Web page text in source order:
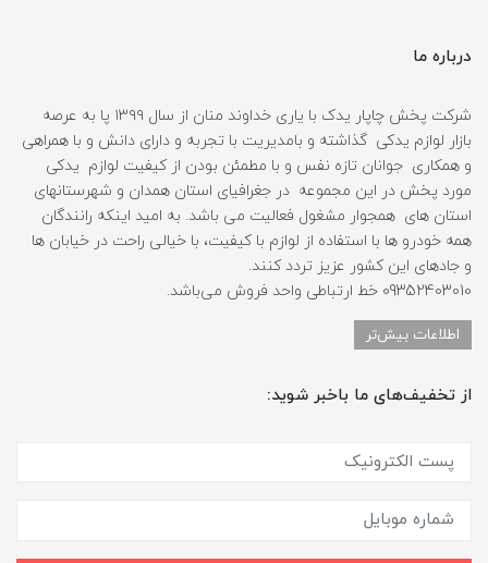
درباره ما
شرکت پخش چاپار یدک با یاری خداوند منان از سال ۱۳۹۹ پا به عرصه
بازار لوازم یدکی گذاشته و بامدیریت با تجربه و دارای دانش و با همراهی
و همکاری جوانان تازه نفس و با مطمئن بودن از کیفیت لوازم یدکی
مورد پخش در این مجموعه در جغرافیای استان همدان و شهرستانهای
استان های همجوار مشغول فعالیت می باشد. به امید اینکه رانندگان
همه خودرو ها با استفاده از لوازم با کیفیت، با خیالی راحت در خیابان ها
و جادهای این کشور عزیز تردد کنند.
09352403010 خط ارتباطی واحد فروش می‌باشد.
اطلاعات بیش‌تر
از تخفیف‌های ما باخبر شوید: